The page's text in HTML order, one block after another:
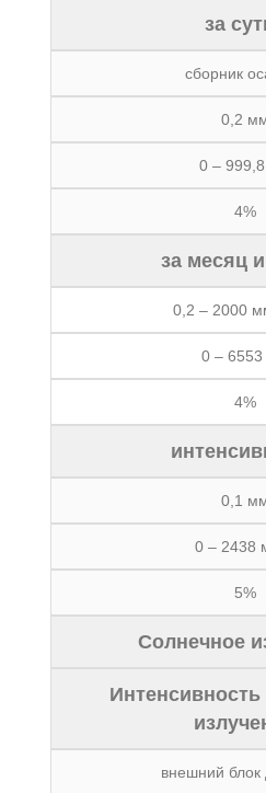
за
сборник
0,2
0 –
4%
за месяц
0,2 – 2000
0 –
4%
0,1
0 – 2438
5%
Солнечное
Интенсивность
внешний блок